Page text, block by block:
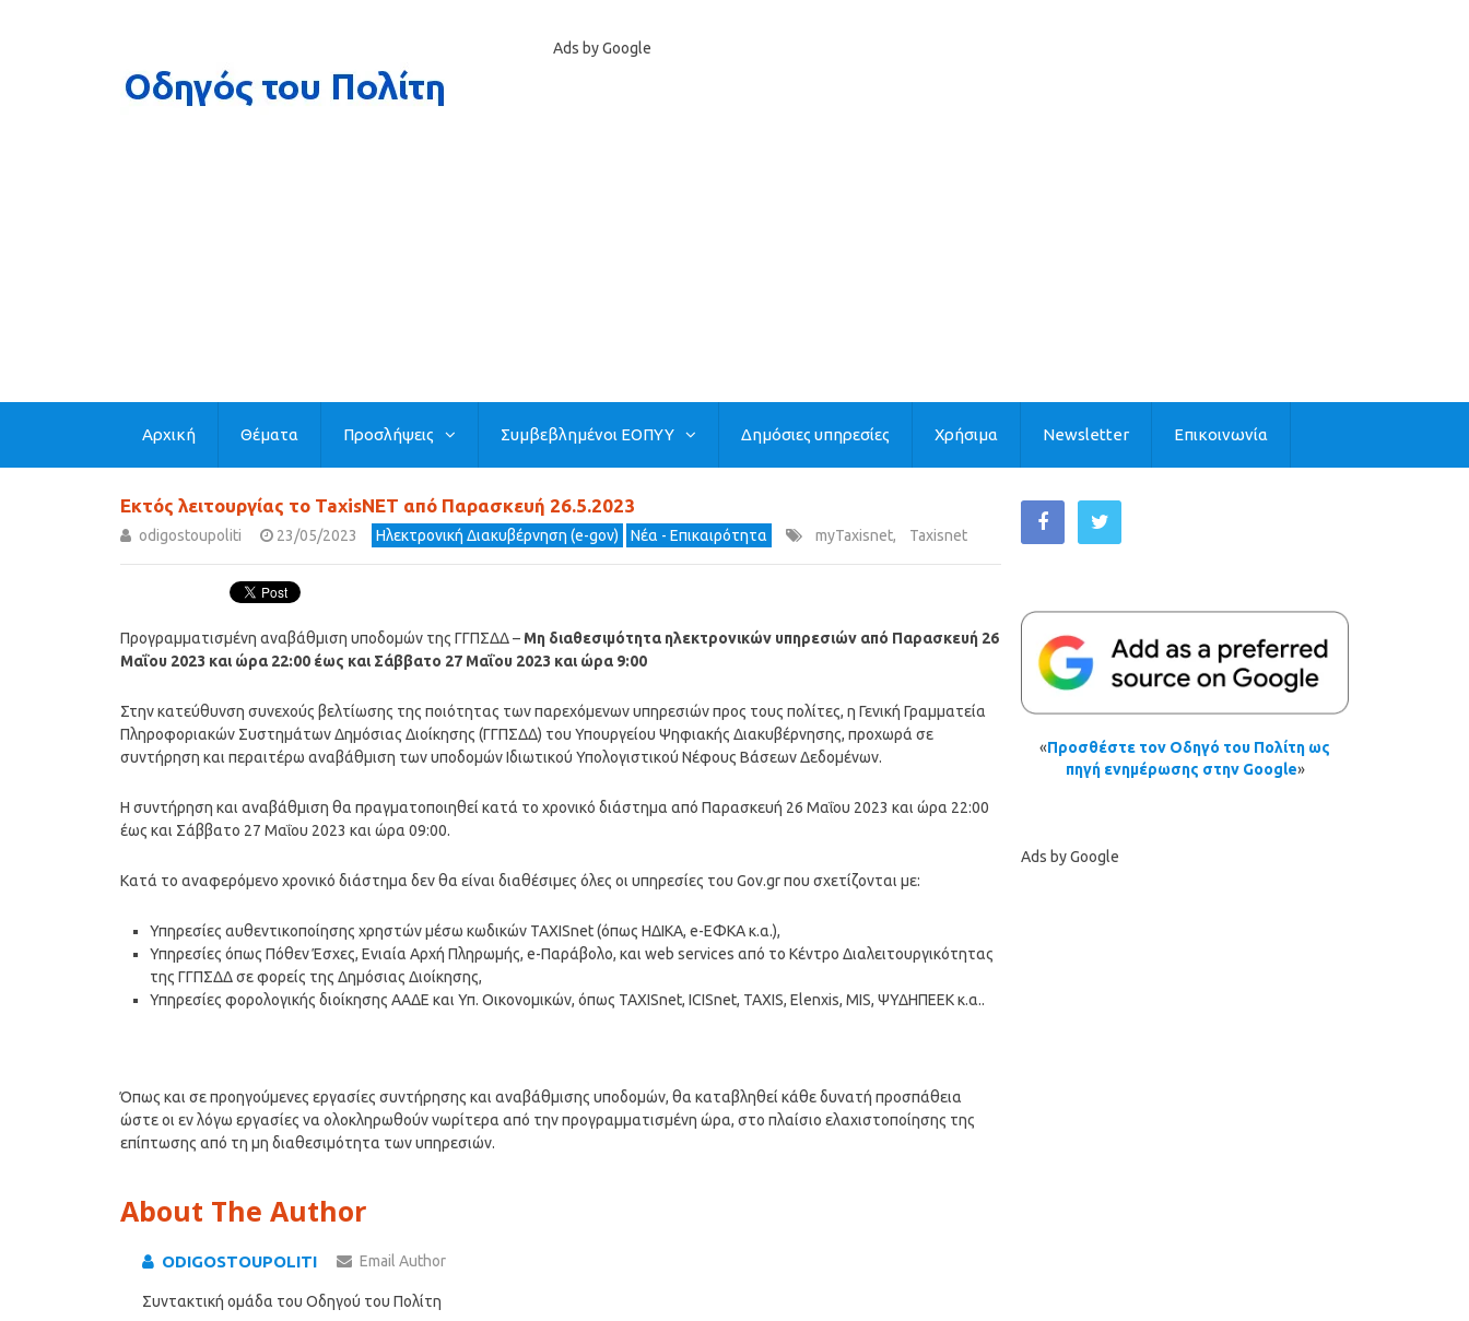
Ads by Google
Αρχική Θέματα Προσλήψεις Συμβεβλημένοι ΕΟΠΥΥ Δημόσιες υπηρεσίες Χρήσιμα Newsletter Επικοινωνία
Εκτός λειτουργίας το TaxisNET από Παρασκευή 26.5.2023
odigostoupoliti 23/05/2023 Ηλεκτρονική Διακυβέρνηση (e-gov) Νέα - Επικαιρότητα myTaxisnet, Taxisnet
Προγραμματισμένη αναβάθμιση υποδομών της ΓΓΠΣΔΔ – Μη διαθεσιμότητα ηλεκτρονικών υπηρεσιών από Παρασκευή 26
Μαΐου 2023 και ώρα 22:00 έως και Σάββατο 27 Μαΐου 2023 και ώρα 9:00
Στην κατεύθυνση συνεχούς βελτίωσης της ποιότητας των παρεχόμενων υπηρεσιών προς τους πολίτες, η Γενική Γραμματεία
Πληροφοριακών Συστημάτων Δημόσιας Διοίκησης (ΓΓΠΣΔΔ) του Υπουργείου Ψηφιακής Διακυβέρνησης, προχωρά σε
συντήρηση και περαιτέρω αναβάθμιση των υποδομών Ιδιωτικού Υπολογιστικού Νέφους Βάσεων Δεδομένων.
Η συντήρηση και αναβάθμιση θα πραγματοποιηθεί κατά το χρονικό διάστημα από Παρασκευή 26 Μαΐου 2023 και ώρα 22:00
έως και Σάββατο 27 Μαΐου 2023 και ώρα 09:00.
Κατά το αναφερόμενο χρονικό διάστημα δεν θα είναι διαθέσιμες όλες οι υπηρεσίες του Gov.gr που σχετίζονται με:
Υπηρεσίες αυθεντικοποίησης χρηστών μέσω κωδικών TAXISnet (όπως ΗΔΙΚΑ, e-ΕΦΚΑ κ.α.),
Υπηρεσίες όπως Πόθεν Έσχες, Ενιαία Αρχή Πληρωμής, e-Παράβολο, και web services από το Κέντρο Διαλειτουργικότητας
της ΓΓΠΣΔΔ σε φορείς της Δημόσιας Διοίκησης,
Υπηρεσίες φορολογικής διοίκησης ΑΑΔΕ και Υπ. Οικονομικών, όπως TAXISnet, ICISnet, TAXIS, Elenxis, MIS, ΨΥΔΗΠΕΕΚ κ.α..
Όπως και σε προηγούμενες εργασίες συντήρησης και αναβάθμισης υποδομών, θα καταβληθεί κάθε δυνατή προσπάθεια
ώστε οι εν λόγω εργασίες να ολοκληρωθούν νωρίτερα από την προγραμματισμένη ώρα, στο πλαίσιο ελαχιστοποίησης της
επίπτωσης από τη μη διαθεσιμότητα των υπηρεσιών.
About The Author
ODIGOSTOUPOLITI Email Author
Συντακτική ομάδα του Οδηγού του Πολίτη
«Προσθέστε τον Οδηγό του Πολίτη ως
πηγή ενημέρωσης στην Google»
Ads by Google